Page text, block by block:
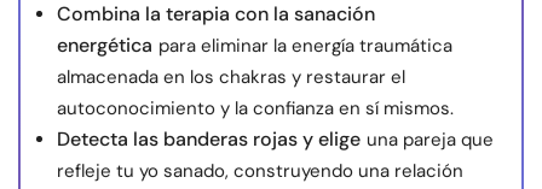
Combina la terapia con la sanación
energética para eliminar la energía traumática
almacenada en los chakras y restaurar el
autoconocimiento y la confianza en sí mismos.
Detecta las banderas rojas y elige una pareja que
refleje tu yo sanado, construyendo una relación